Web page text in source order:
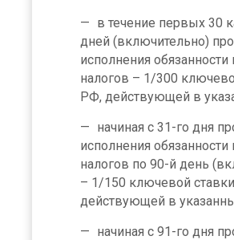
в течение первых 30
дней (включительно)
исполнения обязанности
налогов – 1/300
РФ, действующей в
начиная с 31-го дня
исполнения обязанности
налогов по 90-й день
– 1/150 ключевой
действующей в
начиная с 91-го дня